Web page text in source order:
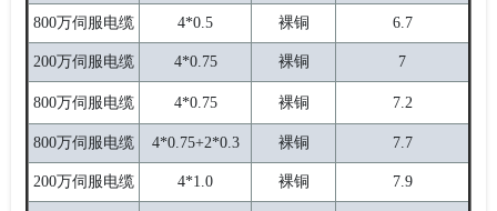
800万伺服电缆 4*0.5 裸铜 6.7
200万伺服电缆 4*0.75 裸铜 7
800万伺服电缆 4*0.75 裸铜 7.2
800万伺服电缆 4*0.75+2*0.3 裸铜 7.7
200万伺服电缆 4*1.0 裸铜 7.9